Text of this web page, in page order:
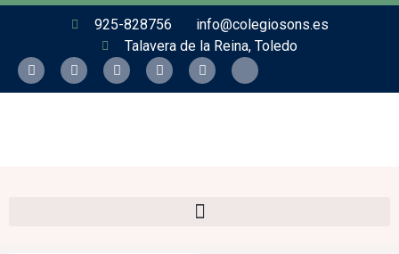
925-828756
info@colegiosons.es
Talavera de la Reina, Toledo